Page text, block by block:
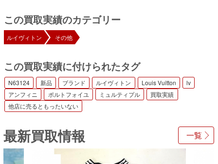
この買取実績のカテゴリー
ルイヴィトン その他
この買取実績に付けられたタグ
N63124 新品 ブランド ルイヴィトン Louis Vuitton
lv
アンフィニ
ポルトフォイユ ミュルティプル
買取実績
他店に売るともったいない
一覧
最新買取情報